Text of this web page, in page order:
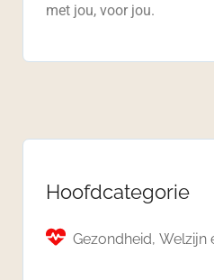
met jou, voor jou.
Hoofdcategorie
Gezondheid, Welzijn